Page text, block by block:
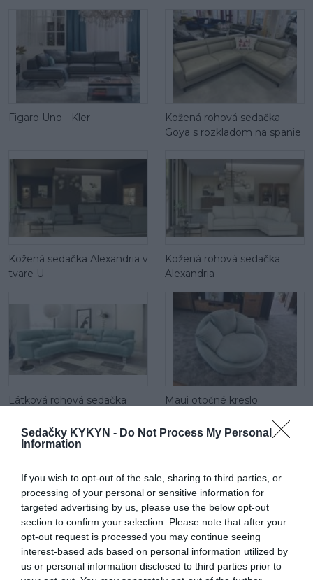
Sedačky KYKYN - Do Not Process My Personal
Information
If you wish to opt-out of the sale, sharing to third parties, or
processing of your personal or sensitive information for
targeted advertising by us, please use the below opt-out
section to confirm your selection. Please note that after your
opt-out request is processed you may continue seeing
interest-based ads based on personal information utilized by
us or personal information disclosed to third parties prior to
Figaro Uno - Kler
Kožená rohová sedačka
Goya s rozkladom na spanie
Kožená sedačka Alexandria v
tvare U
Kožená rohová sedačka
Alexandria
Látková rohová sedačka
Maui otočné kreslo
Maui mega 2 sed
Látková rohová sedačka Be
true